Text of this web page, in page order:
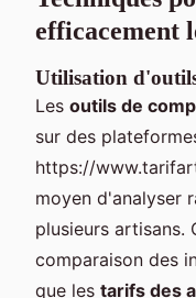
efficacement
Utilisation
Les outils de
sur des
https://
moyen d'analyser
plusieurs artisans.
comparaison des
que les tarifs des